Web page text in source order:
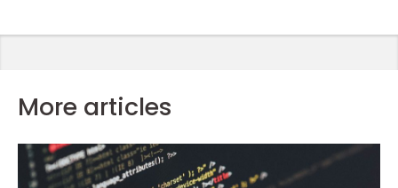
More articles